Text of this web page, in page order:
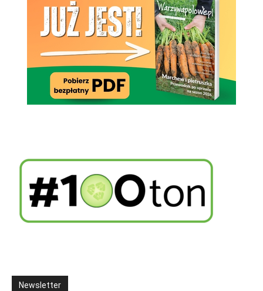
Newsletter